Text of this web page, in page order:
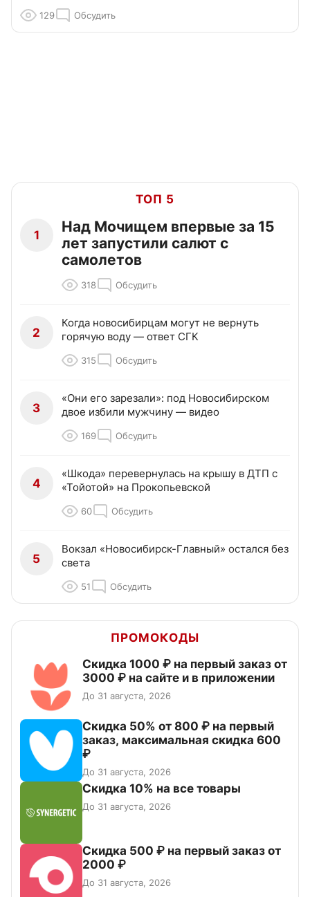
129 Обсудить
ТОП 5
1
Над Мочищем впервые за 15
лет запустили салют с
самолетов
318 Обсудить
2
Когда новосибирцам могут не вернуть
горячую воду — ответ СГК
315 Обсудить
3
«Они его зарезали»: под Новосибирском
двое избили мужчину — видео
169 Обсудить
4
«Шкода» перевернулась на крышу в ДТП с
«Тойотой» на Прокопьевской
60 Обсудить
5
Вокзал «Новосибирск-Главный» остался без
света
51 Обсудить
ПРОМОКОДЫ
Скидка 1000 ₽ на первый заказ от
3000 ₽ на сайте и в приложении
До 31 августа, 2026
Скидка 50% от 800 ₽ на первый
заказ, максимальная скидка 600
₽
До 31 августа, 2026
Скидка 10% на все товары
До 31 августа, 2026
Скидка 500 ₽ на первый заказ от
2000 ₽
До 31 августа, 2026